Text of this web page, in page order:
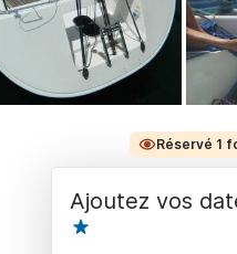
Réservé 1
Ajoutez vos